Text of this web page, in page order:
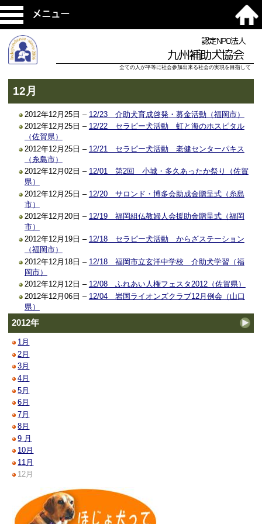
メニュー
認定NPO法人
九州補助犬協会
全ての人が平等に社会参加出来る社会の実現を目指して
12月
2012年12月25日 – 12/23 介助犬育成啓発・募金活動（福岡市）
2012年12月25日 – 12/22 セラピー犬活動 虹と海のホスピタル
（佐賀県）
2012年12月25日 – 12/21 セラピー犬活動 老健センターパキス
（糸島市）
2012年12月02日 – 12/01 第2回 小城・多久あったか祭り（佐賀
県）
2012年12月25日 – 12/20 サロンド・博多会助成金贈呈式（糸島
市）
2012年12月20日 – 12/19 福岡組仏教婦人会援助金贈呈式（福岡
市）
2012年12月19日 – 12/18 セラピー犬活動 からざステーション
（福岡市）
2012年12月18日 – 12/18 福岡市立玄洋中学校 介助犬学習（福
岡市）
2012年12月12日 – 12/08 ふれあい人権フェスタ2012（佐賀県）
2012年12月06日 – 12/04 岩国ライオンズクラブ12月例会（山口
県）
2012年
1月
2月
3月
4月
5月
6月
7月
8月
9 月
10月
11月
12月